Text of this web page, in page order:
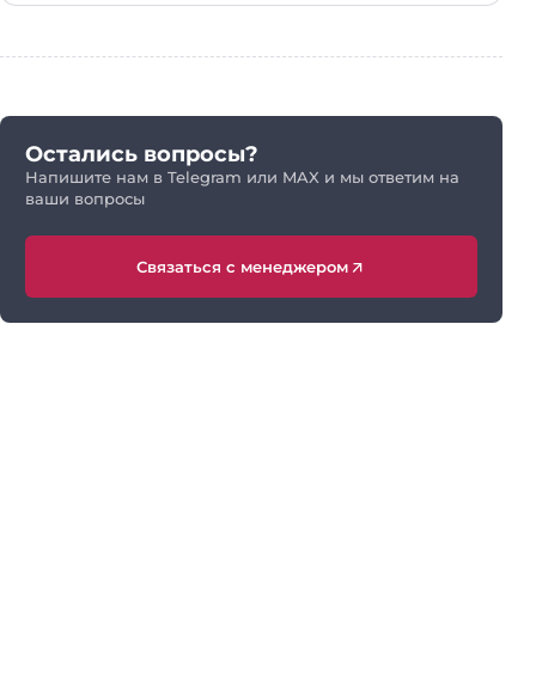
Остались вопросы?
Напишите нам в Telegram или MAX и мы ответим на
ваши вопросы
Связаться с менеджером